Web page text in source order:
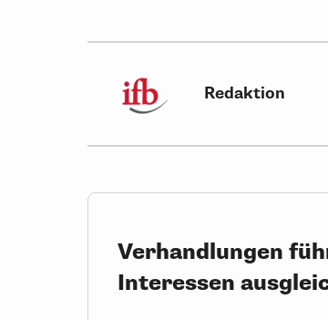
Redaktion
Verhandlungen
Interessen